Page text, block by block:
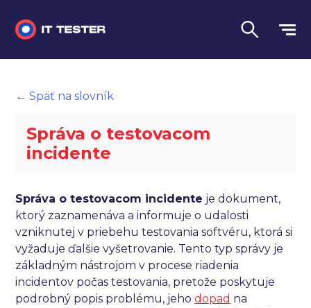
Automatizované testovanie
Performance testing
Slovník
Jazyk
← Späť na slovník
Správa o testovacom
incidente
Správa o testovacom incidente je dokument,
ktorý zaznamenáva a informuje o udalosti
vzniknutej v priebehu testovania softvéru, ktorá si
vyžaduje ďalšie vyšetrovanie. Tento typ správy je
základným nástrojom v procese riadenia
incidentov počas testovania, pretože poskytuje
podrobný popis problému, jehodopad na